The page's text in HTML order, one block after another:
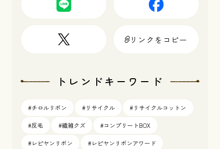
リンクをコピー
トレンドキーワード
#チロルリボン #リサイクル #リサイクルコットン
#反毛 #繊維クズ #コンプリートBOX
#レピヤンリボン #レピヤンリボンアワード